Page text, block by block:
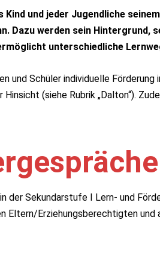
Kind und jeder Jugendliche
Dazu werden sein
unterschiedliche
und Schüler individuelle
(siehe Rubrik „Dalton“).
der Sekundarstufe I Lern- und
Eltern/Erziehungsberechtigten